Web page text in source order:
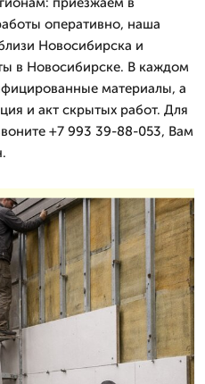
оперативно, наша
Новосибирска и
в Новосибирске. В каждом
материалы, а
и акт скрытых работ. Для
+7 993 39-88-053, Вам